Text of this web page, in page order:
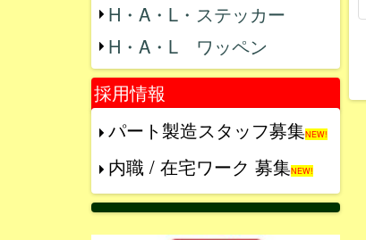
H・A・L・ステッカー
H・A・L ワッペン
採用情報
パート製造スタッフ募集NEW!
内職 / 在宅ワーク 募集NEW!